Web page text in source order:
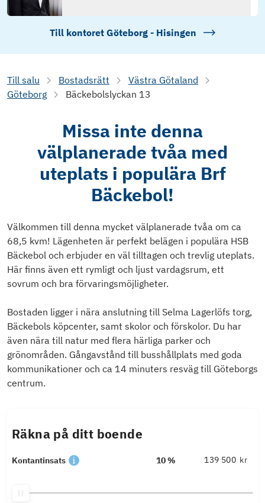
Till kontoret Göteborg - Hisingen
Till salu Bostadsrätt
Västra Götaland
Göteborg
Bäckebolslyckan 13
Missa inte denna
välplanerade tvåa med
uteplats i populära Brf
Bäckebol!
Välkommen till denna mycket välplanerade tvåa om ca
68,5 kvm! Lägenheten är perfekt belägen i populära HSB
Bäckebol och erbjuder en väl tilltagen och trevlig uteplats.
Här finns även ett rymligt och ljust vardagsrum, ett
sovrum och bra förvaringsmöjligheter.
Bostaden ligger i nära anslutning till Selma Lagerlöfs torg,
Bäckebols köpcenter, samt skolor och förskolor. Du har
även nära till natur med flera härliga parker och
grönområden. Gångavstånd till busshållplats med goda
kommunikationer och ca 14 minuters resväg till Göteborgs
centrum.
Räkna på ditt boende
Kontantinsats 10 % kr